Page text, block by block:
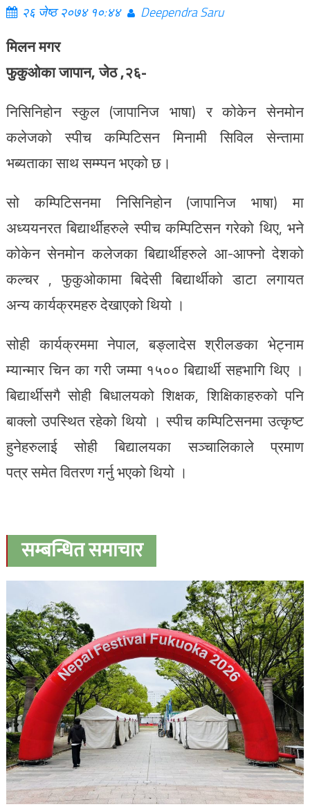
२६ जेष्ठ २०७४ १०:४४ Deependra Saru
मिलन मगर
फुकुओका जापान, जेठ ,२६-
निसिनिहोन स्कुल (जापानिज भाषा) र कोकेन सेनमोन
कलेजको स्पीच कम्पिटिसन मिनामी सिविल सेन्तामा
भब्यताका साथ सम्म्पन भएको छ।
सो कम्पिटिसनमा निसिनिहोन (जापानिज भाषा) मा
अध्ययनरत बिद्यार्थीहरुले स्पीच कम्पिटिसन गरेको थिए, भने
कोकेन सेनमोन कलेजका बिद्यार्थीहरुले आ-आफ्नो देशको
कल्चर , फुकुओकामा बिदेसी बिद्यार्थीको डाटा लगायत
अन्य कार्यक्रमहरु देखाएको थियो ।
सोही कार्यक्रममा नेपाल, बङ्लादेस श्रीलङका भेट्नाम
म्यान्मार चिन का गरी जम्मा १५०० बिद्यार्थी सहभागि थिए ।
बिद्यार्थीसगै सोही बिधालयको शिक्षक, शिक्षिकाहरुको पनि
बाक्लो उपस्थित रहेको थियो । स्पीच कम्पिटिसनमा उत्कृष्ट
हुनेहरुलाई सोही बिद्यालयका सञ्चालिकाले प्रमाण
पत्र समेत वितरण गर्नु भएको थियो ।
सम्बन्धित समाचार